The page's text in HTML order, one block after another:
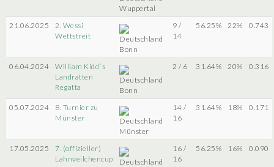
Wuppertal
21.06.2025
2. Wessi
Wettstreit
Bonn
9 /
14
56.25% 22% 0.743
06.04.2024
William Kidd´s
Landratten
Regatta
Bonn
2 / 6 31.64% 20% 0.316
05.07.2024
8. Turnier zu
Münster
Münster
14 /
16
31.64% 18% 0.171
17.05.2025
7. (offizieller)
Lahnveilchencup
16 /
16
56.25% 16% 0.090